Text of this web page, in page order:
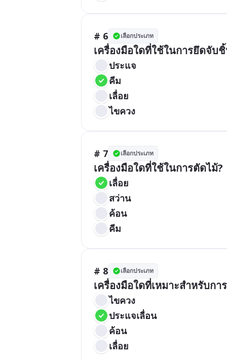
# 6 เลือกประเภท
เครื่องมือใดที่ใช้ในการยึดจับ
ประแจ
คีม
เลื่อย
ไขควง
# 7 เลือกประเภท
เครื่องมือใดที่ใช้ในการตัดไม้?
เลื่อย
สว่าน
ค้อน
คีม
# 8 เลือกประเภท
เครื่องมือใดที่เหมาะสำหรับก
ไขควง
ประแจเลื่อน
ค้อน
เลื่อย